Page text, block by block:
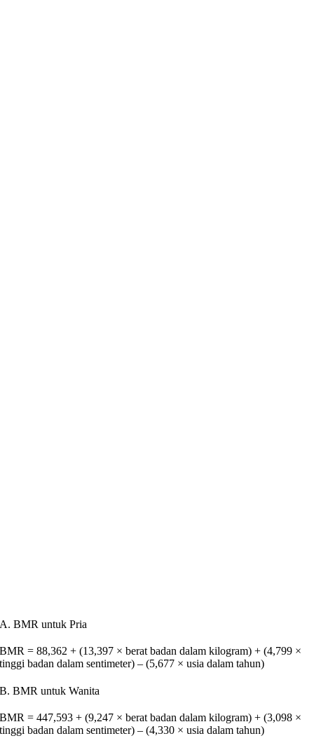
A. BMR untuk Pria
BMR = 88,362 + (13,397 × berat badan dalam kilogram) + (4,799 ×
tinggi badan dalam sentimeter) – (5,677 × usia dalam tahun)
B. BMR untuk Wanita
BMR = 447,593 + (9,247 × berat badan dalam kilogram) + (3,098 ×
tinggi badan dalam sentimeter) – (4,330 × usia dalam tahun)